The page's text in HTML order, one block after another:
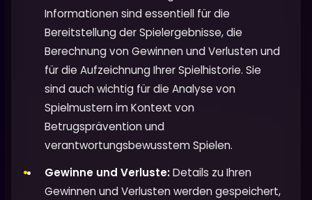
Informationen sind essentiell für die
Bereitstellung der Spielergebnisse, die
Berechnung von Gewinnen und Verlusten und
für die Aufzeichnung Ihrer Spielhistorie. Sie
sind auch wichtig für die Analyse von
Spielmustern im Kontext von
Betrugsprävention und
verantwortungsbewusstem Spielen.
Gewinne und Verluste:Details zu Ihren
Gewinnen und Verlusten werden gespeichert,